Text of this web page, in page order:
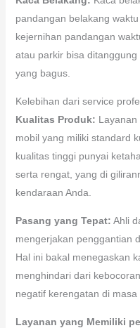
pandangan belakang
kejernihan pandangan
atau parkir bisa
yang bagus.
Kelebihan dari service
Kualitas Produk: Layanan
mobil yang miliki standard
kualitas tinggi punyai
serta rengat, yang di
kendaraan Anda.
Pasang yang Tepat: Ahli
mengerjakan penggantian
Hal ini bakal menegaskan
menghindari dari
negatif kerengatan di masa
Layanan yang Memiliki